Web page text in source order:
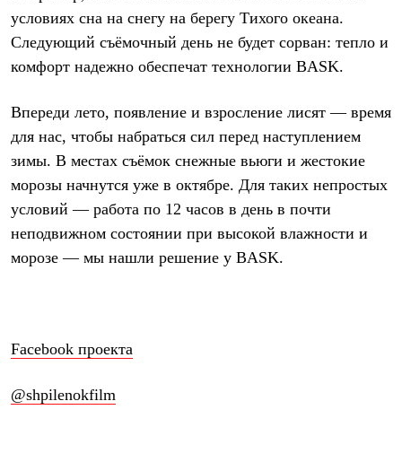
Производство
Баск в вашем городе
Контроль качества
Технологии
Сотрудничество
Дилерам
Стать дилером
Корпоративным клиентам
Медиа
Где купить
условиях сна на снегу на берегу Тихого океана.
Следующий съёмочный день не будет сорван: тепло и
комфорт надежно обеспечат технологии BASK.
Впереди лето, появление и взросление лисят — время
для нас, чтобы набраться сил перед наступлением
зимы. В местах съёмок снежные вьюги и жестокие
морозы начнутся уже в октябре. Для таких непростых
условий — работа по 12 часов в день в почти
неподвижном состоянии при высокой влажности и
морозе — мы нашли решение у BASK.
Facebook проекта
@shpilenokfilm